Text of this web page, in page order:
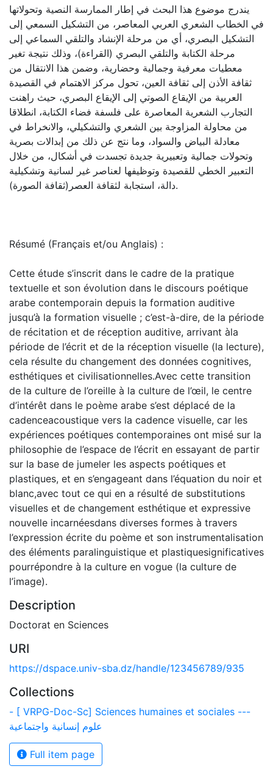
يندرج موضوع هذا البحث في إطار الممارسة النصية وتحولاتها
في الخطاب الشعري العربي المعاصر، من التشكيل السمعي إلى
التشكيل البصري، أي من مرحلة الإنشاد والتلقي السماعي إلى
مرحلة الكتابة والتلقي البصري (القراءة)، وذلك نتيجة تغير
معطيات معرفية وجمالية وحضارية، وضمن هذا الانتقال من
ثقافة الأذن إلى ثقافة العين، تحول مركز الاهتمام في القصيدة
العربية من الإيقاع الصوتي إلى الإيقاع البصري، حيث راهنت
التجارب الشعرية المعاصرة على فلسفة فضاء الكتابة، انطلاقا
من محاولة المزاوجة بين الشعري والتشكيلي، والانخراط في
معادلة البياض والسواد، وما نتج عن ذلك من إبدالات بصرية
وتحولات جمالية وتعبيرية جديدة تجسدت في أشكال، من خلال
التعبير الخطي للقصيدة وتوظيفها لعناصر غير لسانية وتشكيلية
دالة، استجابة لثقافة العصر(ثقافة الصورة).
Résumé (Français et/ou Anglais) :
Cette étude s’inscrit dans le cadre de la pratique
textuelle et son évolution dans le discours poétique
arabe contemporain depuis la formation auditive
jusqu’à la formation visuelle ; c’est-à-dire, de la période
de récitation et de réception auditive, arrivant àla
période de l’écrit et de la réception visuelle (la lecture),
cela résulte du changement des données cognitives,
esthétiques et civilisationnelles.Avec cette transition
de la culture de l’oreille à la culture de l’œil, le centre
d’intérêt dans le poème arabe s’est déplacé de la
cadenceacoustique vers la cadence visuelle, car les
expériences poétiques contemporaines ont misé sur la
philosophie de l’espace de l’écrit en essayant de partir
sur la base de jumeler les aspects poétiques et
plastiques, et en s’engageant dans l’équation du noir et
blanc,avec tout ce qui en a résulté de substitutions
visuelles et de changement esthétique et expressive
nouvelle incarnéesdans diverses formes à travers
l’expression écrite du poème et son instrumentalisation
des éléments paralinguistique et plastiquesignificatives
pourrépondre à la culture en vogue (la culture de
l’image).
Description
Doctorat en Sciences
URI
https://dspace.univ-sba.dz/handle/123456789/935
Collections
- [ VRPG-Doc-Sc] Sciences humaines et sociales ---
علوم إنسانية واجتماعية
Full item page